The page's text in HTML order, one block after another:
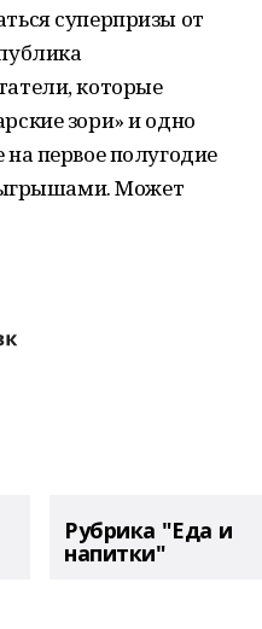
суперпризы от
которые
зори» и одно
первое полугодие
Может
Рубрика "Еда и
напитки"